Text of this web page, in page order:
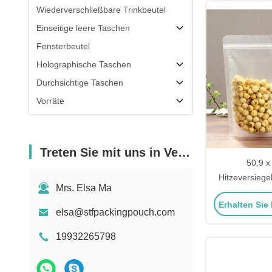
Wiederverschließbare Trinkbeutel
Einseitige leere Taschen
Fensterbeutel
Holographische Taschen
Durchsichtige Taschen
Vorräte
Treten Sie mit uns in Verbindung
Mrs. Elsa Ma
elsa@stfpackingpouch.com
19932265798
50,9
Stand-up
Erhalten Sie